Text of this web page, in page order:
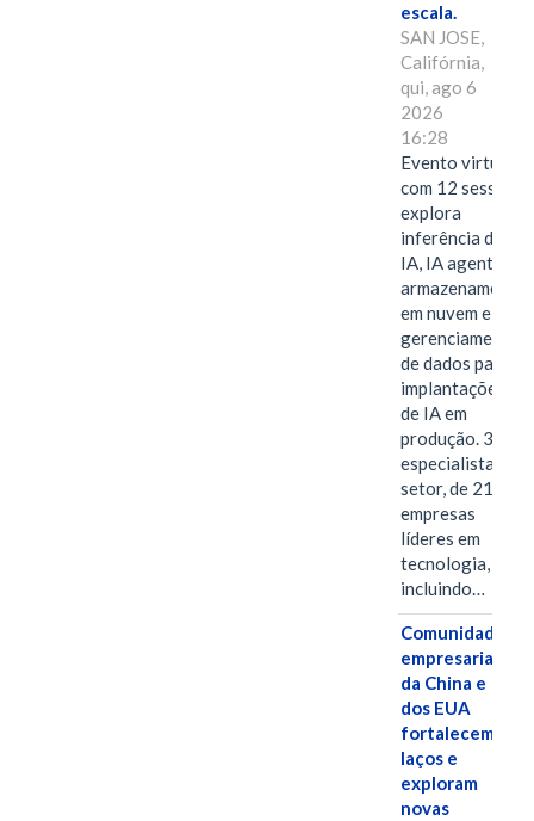
escala.
SAN JOSE,
Califórnia,
qui, ago 6
2026
16:28
Evento virtual
com 12 sessões
explora
inferência de
IA, IA agentiva,
armazenamento
em nuvem e
gerenciamento
de dados para
implantações
de IA em
produção. 38
especialistas do
setor, de 21
empresas
líderes em
tecnologia,
incluindo…
Comunidades
empresariais
da China e
dos EUA
fortalecem
laços e
exploram
novas